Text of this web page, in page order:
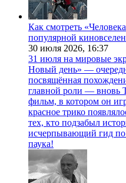
Как смотреть
популярной
30 июля 2026, 16:37
31 июля на мировые
Новый день» —
посвящённая
главной роли — вновь
фильм, в котором он
красное трико
тех, кто подзабыл
исчерпывающий гид
паука!